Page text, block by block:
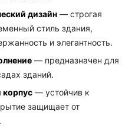
дизайн — строгая
стиль здания,
и элегантность.
— предназначен для
зданий.
— устойчив к
защищает от